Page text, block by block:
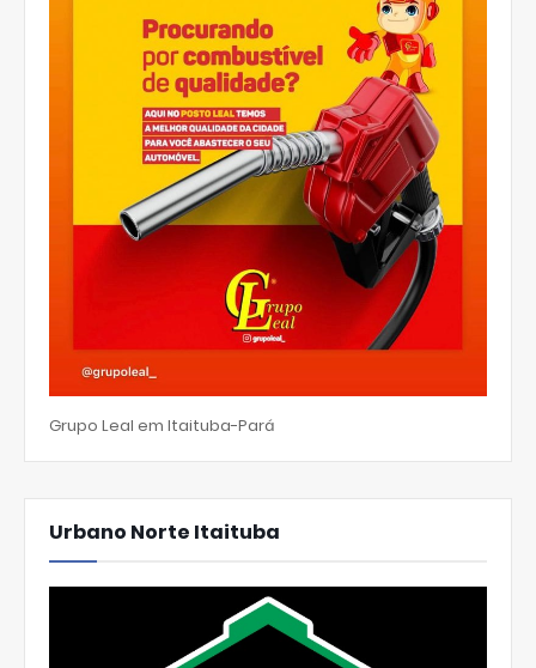
Grupo Leal em Itaituba-Pará
Urbano Norte Itaituba